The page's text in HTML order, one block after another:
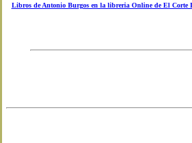
Libros de Antonio Burgos en la libreria Online de El Corte